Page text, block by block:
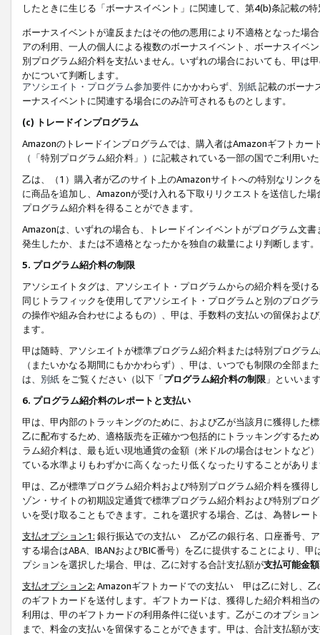
したときに生じる「ボーナスイベント」に関連して、第4(b)条記載の
ボーナスイベントが違反またはその他の悪用により不適格となった場
アの利用、一人の個人による複数のボーナスイベント、ボーナスイベ
別プログラム紹介料を支払いません。いずれの場合においても、甲は
かについて判断します。
アソシエイト・プログラム参加要件 にかかわらず、 別紙記載のボーナ
ーナスイベントに関連する場合にのみ許可されるものとします。
(c) トレードインプログラム
Amazonのトレードインプログラムでは、購入者はAmazonギフトカ
（「特別プログラム紹介料」）に記載されている一部の国でご利用い
乙は、（1）購入者が乙のサイト上のAmazonサイトへの特別なリン
に商品を追加し、Amazonが受け入れる下取りリクエストを送信した
プログラム紹介料を得ることができます。
Amazonは、いずれの場合も、トレードインイベントがプログラム文
発生したか、または不適格となったかを独自の裁量により判断します。
5. プログラム紹介料の制限
アソシエイトタグは、アソシエイト・プログラムからの紹介料を受け
同じトラフィックを使用してアソシエイト・プログラムと別のプログ
の操作や組み合わせによるもの）、甲は、手数料の支払いの留保およ
ます。
甲は随時、アソシエイトが標準プログラム紹介料または特別プログラ
（またいかなる期間にもかかわらず）、甲は、いつでも制限の全部
は、 別紙 をご覧ください（以下「プログラム紹介料の制限 」といいま
6. プログラム紹介料のレポートと支払い
甲は、甲内部のトラッキングのために、および乙が当該月に獲得した
乙に配布するため、適格販売を正確かつ包括的にトラッキングするた
ラム紹介料は、最も近い現地通貨の金額（米ドルの場合はセントなど
ている水準よりもわずかに高くなったり低くなったりすることがあり
甲は、乙が標準プログラム紹介料および特別プログラム紹介料を獲得
ゾン・サイトの初期設定通貨で標準プログラム紹介料および特別プロ
いを受け取ることもできます。これを選択する場合、乙は、為替レー
支払オプション1: 銀行振込での支払い 乙が乙の銀行名、口座番号、
する場合はABA、IBANおよびBIC番号）を乙に提供することにより、
プションを選択した場合、甲は、乙に対する合計支払額が支払可能金
支払オプション2: Amazonギフトカードでの支払い 甲は乙に対し、乙
のギフトカードを送付します。ギフトカードは、獲得した紹介料相当
利用は、甲のギフトカードの利用条件に従います。乙がこのオプショ
まで、料金の支払いを留保することができます。甲は、合計支払額が